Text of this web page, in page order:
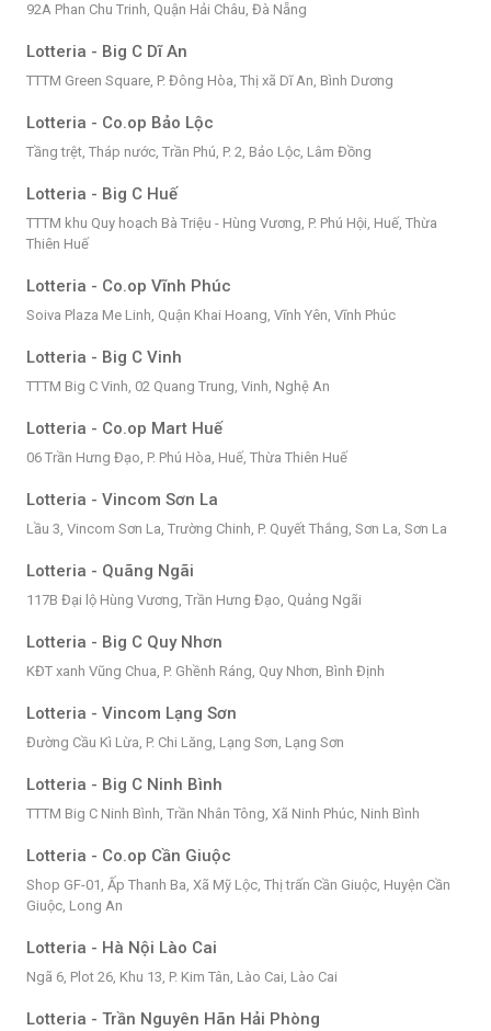
92A Phan Chu Trinh, Quận Hải Châu, Đà Nẵng
Lotteria - Big C Dĩ An
TTTM Green Square, P. Đông Hòa, Thị xã Dĩ An, Bình Dương
Lotteria - Co.op Bảo Lộc
Tầng trệt, Tháp nước, Trần Phú, P. 2, Bảo Lộc, Lâm Đồng
Lotteria - Big C Huế
TTTM khu Quy hoạch Bà Triệu - Hùng Vương, P. Phú Hội, Huế, Thừa
Thiên Huế
Lotteria - Co.op Vĩnh Phúc
Soiva Plaza Me Linh, Quận Khai Hoang, Vĩnh Yên, Vĩnh Phúc
Lotteria - Big C Vinh
TTTM Big C Vinh, 02 Quang Trung, Vinh, Nghệ An
Lotteria - Co.op Mart Huế
06 Trần Hưng Đạo, P. Phú Hòa, Huế, Thừa Thiên Huế
Lotteria - Vincom Sơn La
Lầu 3, Vincom Sơn La, Trường Chinh, P. Quyết Thắng, Sơn La, Sơn La
Lotteria - Quãng Ngãi
117B Đại lộ Hùng Vương, Trần Hưng Đạo, Quảng Ngãi
Lotteria - Big C Quy Nhơn
KĐT xanh Vũng Chua, P. Ghềnh Ráng, Quy Nhơn, Bình Định
Lotteria - Vincom Lạng Sơn
Đường Cầu Kì Lừa, P. Chi Lăng, Lạng Sơn, Lạng Sơn
Lotteria - Big C Ninh Bình
TTTM Big C Ninh Bình, Trần Nhân Tông, Xã Ninh Phúc, Ninh Bình
Lotteria - Co.op Cần Giuộc
Shop GF-01, Ấp Thanh Ba, Xã Mỹ Lộc, Thị trấn Cần Giuộc, Huyện Cần
Giuộc, Long An
Lotteria - Hà Nội Lào Cai
Ngã 6, Plot 26, Khu 13, P. Kim Tân, Lào Cai, Lào Cai
Lotteria - Trần Nguyên Hãn Hải Phòng